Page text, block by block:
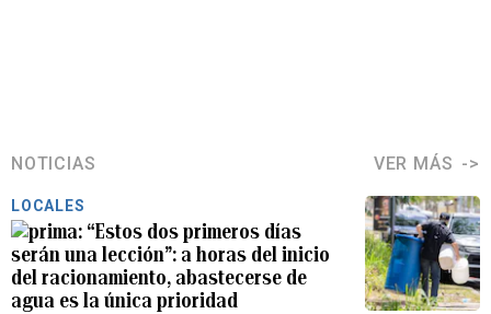
NOTICIAS VER MÁS
LOCALES
“Estos dos primeros días
serán una lección”: a horas del inicio
del racionamiento, abastecerse de
agua es la única prioridad